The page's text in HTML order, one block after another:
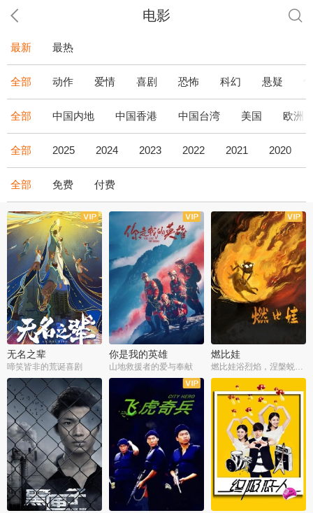
电影
最新 最热
全部 动作 爱情 喜剧 恐怖 科幻 悬疑
全部 中国内地 中国香港 中国台湾 美国 欧洲
全部 2025 2024 2023 2022 2021 2020
全部 免费 付费
无名之辈
啼笑皆非的荒诞喜剧
你是我的英雄
山地救援者的爱与奉献
燃比娃
燃比娃浴烈焰，涅槃蜕变成人